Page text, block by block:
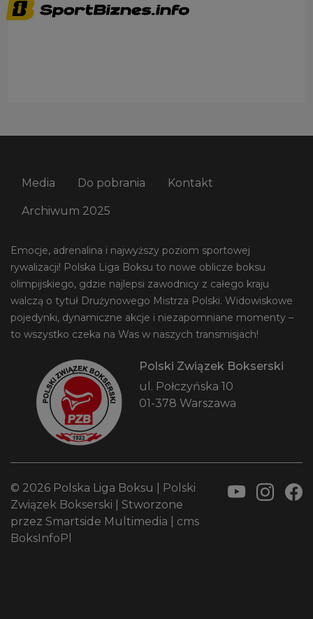
Media Do pobrania Kontakt
Archiwum 2025
Emocje, adrenalina i najwyższy poziom sportowej
rywalizacji! Polska Liga Boksu to nowe oblicze boksu
olimpijskiego, gdzie najlepsi zawodnicy z całego kraju
walczą o tytuł Drużynowego Mistrza Polski. Widowiskowe
pojedynki, dynamiczne akcje i niezapomniane momenty –
to wszystko czeka na Was w naszych transmisjach!
Polski Związek Bokserski
ul. Połczyńska 10
01-378 Warszawa
© 2026 Polska Liga Boksu |
Polski
Związek Bokserski | Stworzone
przez Smartside Multimedia
cms
BoksInfoPl